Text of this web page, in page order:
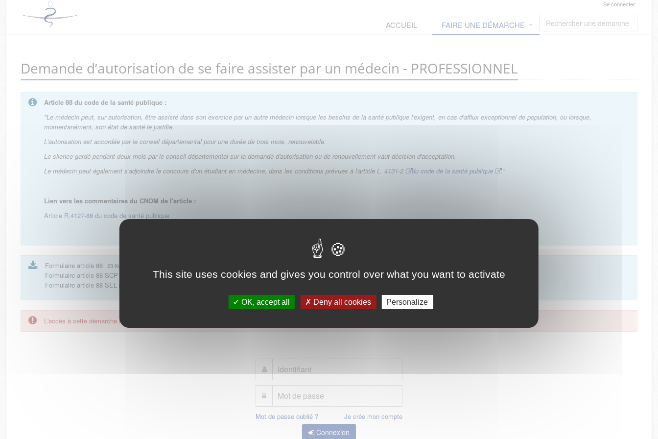
This site uses cookies and gives you control over what you want to activate
OK, accept all Deny all cookies Personalize
Se connecter
ACCUEIL FAIRE UNE DÉMARCHE
Demande d’autorisation de se faire assister par un médecin - PROFESSIONNEL
Article 88 du code de la santé publique :
"Le médecin peut, sur autorisation, être assisté dans son exercice par un autre médecin lorsque les besoins de la santé publique l'exigent, en cas d'afflux exceptionnel de population, ou lorsque,
momentanément, son état de santé le justifie.
L'autorisation est accordée par le conseil départemental pour une durée de trois mois, renouvelable.
Le silence gardé pendant deux mois par le conseil départemental sur la demande d'autorisation ou de renouvellement vaut décision d'acceptation.
Le médecin peut également s'adjoindre le concours d'un étudiant en médecine, dans les conditions prévues à l'article L. 4131-2 du code de la santé publique ."
Lien vers les commentaires du CNOM de l'article :
Article R.4127-88 du code de santé publique
Formulaire article 88| 23 Ko
Formulaire article 88 SCP
Formulaire article 88 SEL | 23 Ko
L'accès à cette démarche ne vous est pas autorisé. Afin d'y avoir accès, vous devez
Mot de passe oublié ? Je crée mon compte
Connexion